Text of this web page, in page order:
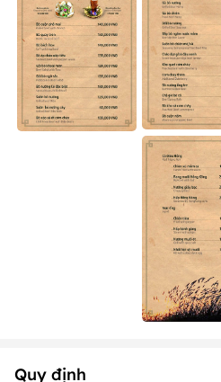
Quy định